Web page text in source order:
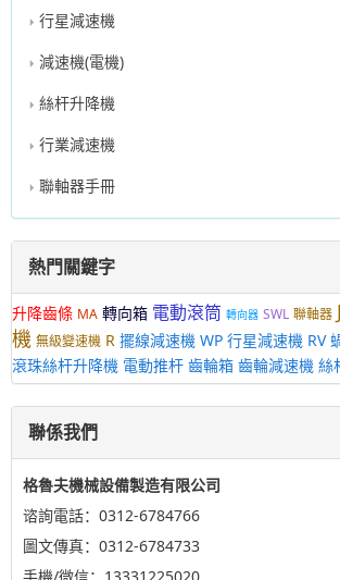
行星減速機
減速機(電機)
絲杆升降機
行業減速機
聯軸器手冊
熱門關鍵字
升降齒條 MA 轉向箱 電動滾筒 轉向器 SWL 聯軸器
機 無級變速機 R 擺線減速機 WP 行星減速機 RV
滾珠絲杆升降機 電動推杆 齒輪箱 齒輪減速機 絲
聯係我們
格魯夫機械設備製造有限公司
谘詢電話：0312-6784766
圖文傳真：0312-6784733
手機/微信：13331225020